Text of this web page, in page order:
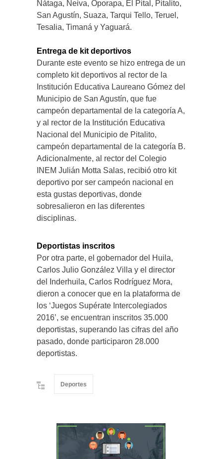
Nátaga, Neiva, Oporapa, El Pital, Pitalito,
San Agustín, Suaza, Tarqui Tello, Teruel,
Tesalia, Timaná y Yaguará.
Entrega de kit deportivos
Durante este evento se hizo entrega de un
completo kit deportivos al rector de la
Institución Educativa Laureano Gómez del
Municipio de San Agustín, que fue
campeón departamental de la categoría A,
y al rector de la Institución Educativa
Nacional del Municipio de Pitalito,
campeón departamental de la categoría B.
Adicionalmente, al rector del Colegio
INEM Julián Motta Salas, recibió otro kit
deportivo por ser campeón nacional en
esta gustas deportivas, donde
sobresalieron en las diferentes
disciplinas.
Deportistas inscritos
Por otra parte, el gobernador del Huila,
Carlos Julio González Villa y el director
del Inderhuila, Carlos Rodríguez Mora,
dieron a conocer que en la plataforma de
los ‘Juegos Supérate Intercolegiados
2016’, se encuentran inscritos 35.000
deportistas, superando las cifras del año
pasado, donde participaron 28.000
deportistas.
Deportes